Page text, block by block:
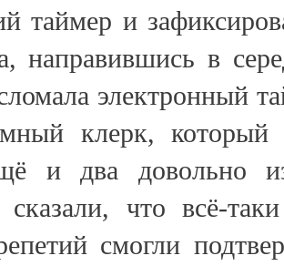
таймер и
направившись в
электронный
клерк,
и два довольно
сказали, что всё-
смогли